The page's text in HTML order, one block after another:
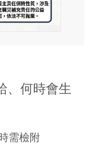
、何時會生
需檢附